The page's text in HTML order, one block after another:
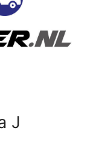
J